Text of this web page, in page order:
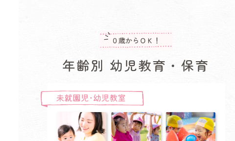
年齢別 幼児教育・保育